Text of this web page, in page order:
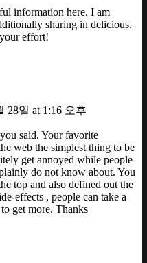
information here. I am
sharing in delicious.
effort!
28일 at 1:16 오후
said. Your favorite
web the simplest thing to be
get annoyed while people
do not know about. You
top and also defined out the
effects , people can take a
get more. Thanks